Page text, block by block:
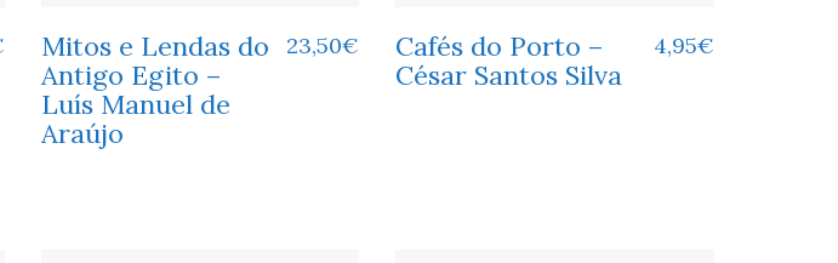
Mitos e Lendas do
Antigo Egito –
Luís Manuel de
Araújo
23,50€
Cafés do Porto –
César Santos Silva
4,95€